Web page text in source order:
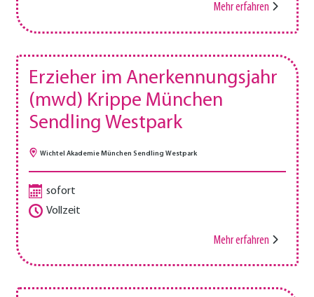
Mehr erfahren
Erzieher im Anerkennungsjahr
(mwd) Krippe München
Sendling Westpark
Wichtel Akademie München Sendling Westpark
sofort
Vollzeit
Mehr erfahren